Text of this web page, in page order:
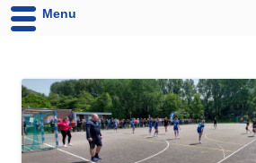
Menu